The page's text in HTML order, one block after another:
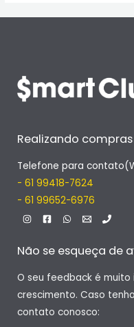
Realizando
Telefone para
- 61 99418-7624
- 61 99652-6976
Não se esqueça de
O seu feedback é
crescimento. Caso
contato conosco: